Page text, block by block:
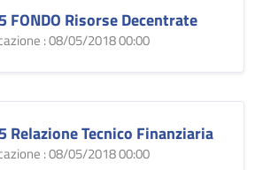
FONDO Risorse Decentrate
: 08/05/2018 00:00
Relazione Tecnico Finanziaria
: 08/05/2018 00:00